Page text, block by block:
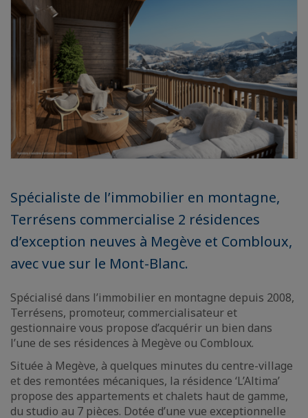
Spécialiste de l’immobilier en montagne,
Terrésens commercialise 2 résidences
d’exception neuves à Megève et Combloux,
avec vue sur le Mont-Blanc.
Spécialisé dans l’immobilier en montagne depuis 2008,
Terrésens, promoteur, commercialisateur et
gestionnaire vous propose d’acquérir un bien dans
l’une de ses résidences à Megève ou Combloux.
Située à Megève, à quelques minutes du centre-village
et des remontées mécaniques, la résidence ‘L’Altima’
propose des appartements et chalets haut de gamme,
du studio au 7 pièces. Dotée d’une vue exceptionnelle